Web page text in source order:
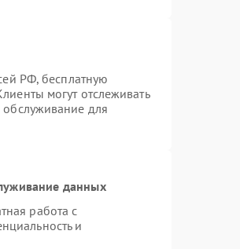
РФ, бесплатную
могут отслеживать
обслуживание для
данных
работа с
и